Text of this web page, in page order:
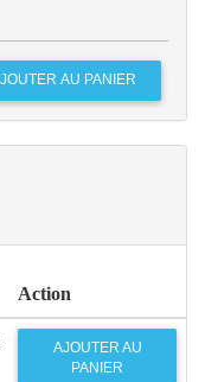
Action
AJOUTER AU
PANIER